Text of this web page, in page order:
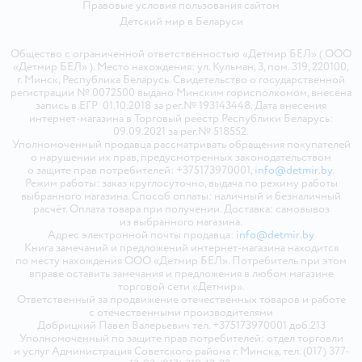
Правовые условия пользования сайтом
Детский мир в Беларуси
Общество с ограниченной ответственностью «Детмир БЕЛ» ( ООО
«Детмир БЕЛ» ). Место нахождения: ул. Кульман, 3, пом. 319, 220100,
г. Минск, Республика Беларусь. Свидетельство о государственной
регистрации № 0072500 выдано Минским горисполкомом, внесена
запись в ЕГР 01.10.2018 за рег.№ 193143448. Дата внесения
интернет-магазина в Торговый реестр Республики Беларусь:
09.09.2021 за рег.№ 518552.
Уполномоченный продавца рассматривать обращения покупателей
о нарушении их прав, предусмотренных законодательством
о защите прав потребителей: +375173970001, info@detmir.by.
Режим работы: заказ круглосуточно, выдача по режиму работы
выбранного магазина. Способ оплаты: наличный и безналичный
расчёт. Оплата товара при получении. Доставка: самовывоз
из выбранного магазина.
Адрес электронной почты продавца: info@detmir.by
Книга замечаний и предложений интернет-магазина находится
по месту нахождения ООО «Детмир БЕЛ». Потребитель при этом
вправе оставить замечания и предложения в любом магазине
торговой сети «Детмир».
Ответственный за продвижение отечественных товаров и работе
с отечественными производителями
Добрицкий Павел Валерьевич тел. +375173970001 доб.213
Уполномоченный по защите прав потребителей: отдел торговли
и услуг Администрация Советского района г. Минска, тел. (017) 377-